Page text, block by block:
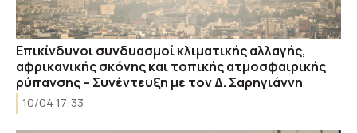
Επικίνδυνοι συνδυασμοί κλιματικής αλλαγής,
αφρικανικής σκόνης και τοπικής ατμοσφαιρικής
ρύπανσης – Συνέντευξη με τον Δ. Σαρηγιάννη
10/04 17:33